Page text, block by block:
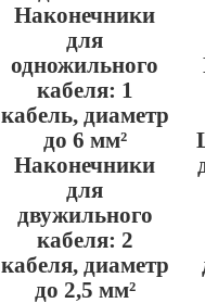
Наконечники
для
одножильного
кабеля: 1
кабель, диаметр
до 6 мм²
Наконечники
для
двужильного
кабеля: 2
кабеля, диаметр
до 2,5 мм²